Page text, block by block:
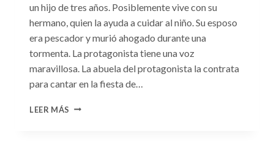
un hijo de tres años. Posiblemente vive con su
hermano, quien la ayuda a cuidar al niño. Su esposo
era pescador y murió ahogado durante una
tormenta. La protagonista tiene una voz
maravillosa. La abuela del protagonista la contrata
para cantar en la fiesta de…
LEER MÁS CONSULTA